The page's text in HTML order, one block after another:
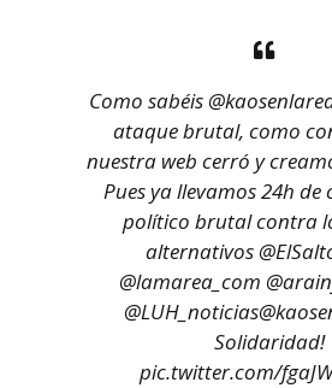
Como sabéis
ataque brutal, como
nuestra web cerró y
Pues ya llevamos 24h
político brutal contra
alternativos
@lamarea_com
@LUH_noticias
Solidaridad!
pic.twitter.com/